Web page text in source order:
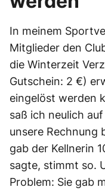
In meinem
Mitglieder den
die Winterzeit
Gutschein: 2 €)
eingelöst werden
saß ich neulich
unsere Rechnung
gab der Kellnerin
sagte, stimmt so.
Problem: Sie gab